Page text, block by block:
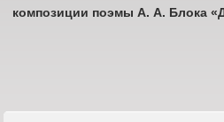
композиции поэмы А. А. Блока